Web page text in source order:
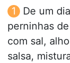
De um
perninhas
com sal,
salsa,